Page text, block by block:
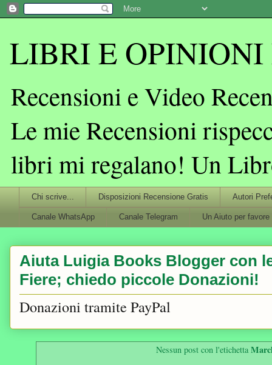
LIBRI E OPINIONI
Recensioni e Video
Le mie Recensioni
libri mi regalano! Un
Chi scrive... Disposizioni Recensione Gratis Autori
Canale WhatsApp Canale Telegram Un Aiuto per favore
Aiuta Luigia Books Blogger con
Fiere; chiedo piccole Donazioni!
Donazioni tramite PayPal
Nessun post con l'etichetta